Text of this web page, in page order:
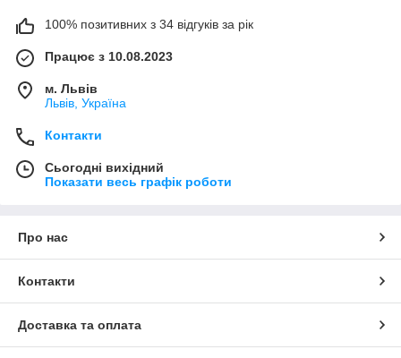
100% позитивних з 34 відгуків за рік
Працює з 10.08.2023
м. Львів
Львів, Україна
Контакти
Сьогодні вихідний
Показати весь графік роботи
Про нас
Контакти
Доставка та оплата